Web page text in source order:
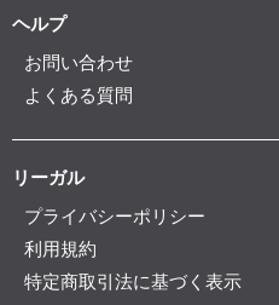
ヘルプ
お問い合わせ
よくある質問
リーガル
プライバシーポリシー
利用規約
特定商取引法に基づく表示